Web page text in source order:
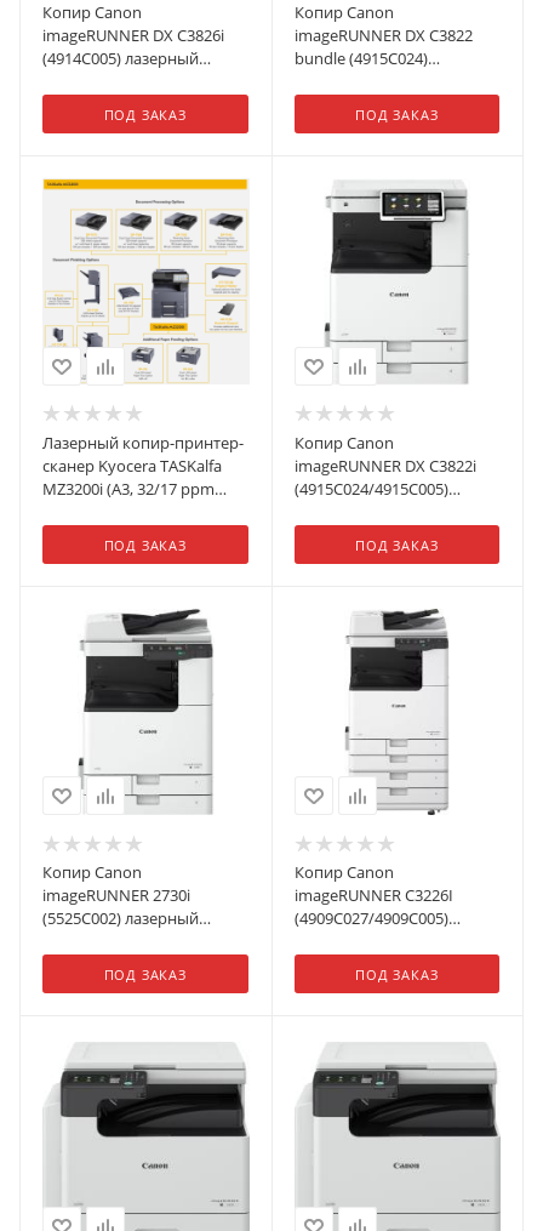
Копир Canon
imageRUNNER DX C3826i
(4914С005) лазерный
ПОД ЗАКАЗ
Копир Canon
imageRUNNER DX C3822
bundle (4915C024)
ПОД ЗАКАЗ
Лазерный копир-принтер-
сканер Kyocera TASKalfa
MZ3200i (A3, 32/17 ppm
320 GB HDD, Network,
дуплекс, без тонера и
ПОД ЗАКАЗ
Копир Canon
imageRUNNER DX C3822i
(4915C024/4915C005)
ПОД ЗАКАЗ
Копир Canon
imageRUNNER 2730i
(5525C002) лазерный
ПОД ЗАКАЗ
Копир Canon
imageRUNNER C3226I
(4909C027/4909C005)
DADF
ПОД ЗАКАЗ